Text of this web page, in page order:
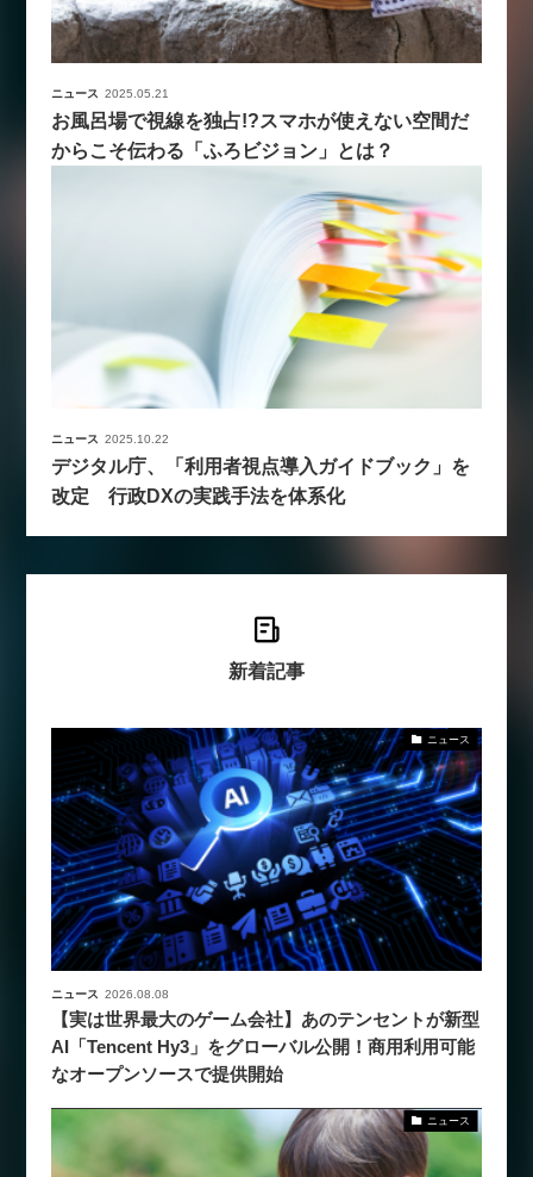
ニュース 2025.05.21
お風呂場で視線を独占!?スマホが使えない空間だ
からこそ伝わる「ふろビジョン」とは？
ニュース 2025.10.22
デジタル庁、「利用者視点導入ガイドブック」を
改定 行政DXの実践手法を体系化
新着記事
ニュース
ニュース 2026.08.08
【実は世界最大のゲーム会社】あのテンセントが新型
AI「Tencent Hy3」をグローバル公開！商用利用可能
なオープンソースで提供開始
ニュース